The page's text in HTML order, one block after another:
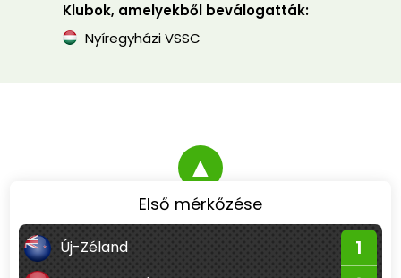
Klubok, amelyekből beválogatták:
Nyíregyházi VSSC
▲
Első mérkőzése
Új-Zéland 1